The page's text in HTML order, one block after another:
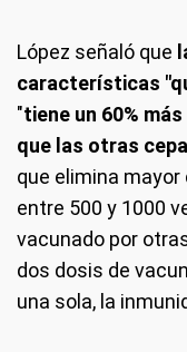
López señaló que
características
"tiene un 60%
que las otras
que elimina
entre 500 y 1000
vacunado por
dos dosis de
una sola, la